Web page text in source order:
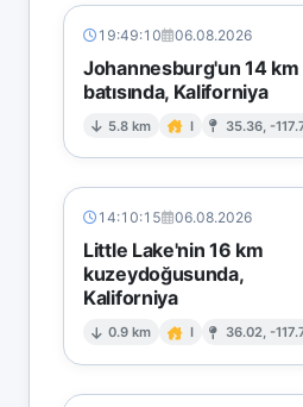
19:49:10 06.08.2026
Johannesburg'un 14 km
batısında, Kaliforniya
5.8 km I 35.36, -
14:10:15 06.08.2026
Little Lake'nin 16 km
kuzeydoğusunda,
Kaliforniya
0.9 km I 36.02, -